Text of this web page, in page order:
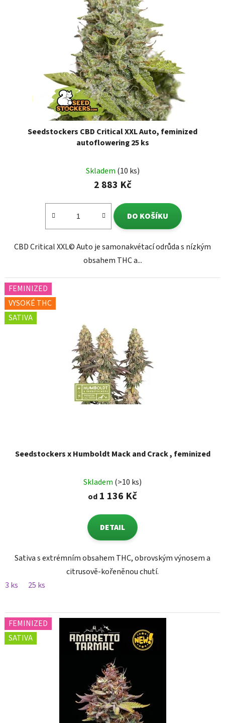
Seedstockers CBD Critical XXL Auto, feminized
autoflowering 25 ks
Skladem (10 ks)
2 883 Kč
DO KOŠÍKU
CBD Critical XXL© Auto je samonakvétací odrůda s nízkým
obsahem THC a...
FEMINIZED
VYSOKÉ THC
SATIVA
Seedstockers x Humboldt Mack and Crack , feminized
Skladem (>10 ks)
od 1 136 Kč
DETAIL
Sativa s extrémním obsahem THC, obrovským výnosem a
citrusově-kořeněnou chutí.
3 ks
25 ks
FEMINIZED
SATIVA